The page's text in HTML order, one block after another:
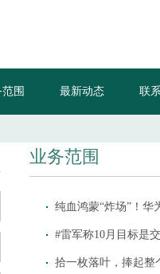
围 最新动态 联
业务范围
拾一枚落叶，捧起整